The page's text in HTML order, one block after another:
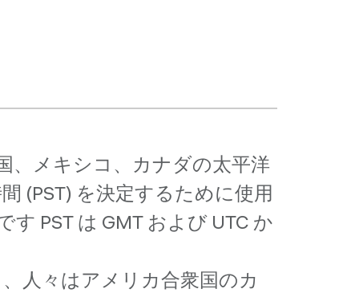
、メキシコ、カナダの太平洋
(PST) を決定するために使用
す PST は GMT および UTC か
人々はアメリカ合衆国のカ